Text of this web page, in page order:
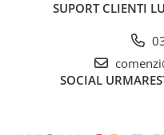
SUPORT CLIENTI
SOCIAL